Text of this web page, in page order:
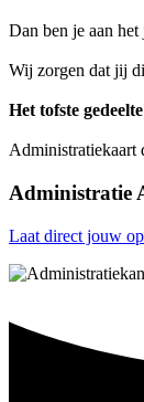
Dan ben je aan het
Wij zorgen dat jij
Het tofste
Administratiekaart
Administratie
Laat direct jouw